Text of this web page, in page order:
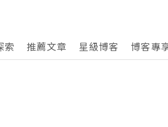
索 推薦文章 星級博客 博客專